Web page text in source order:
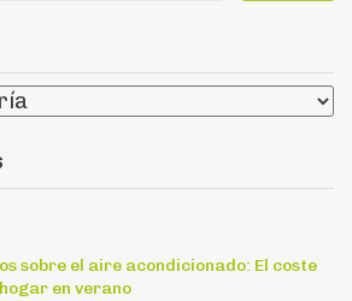
sobre el aire acondicionado: El coste
en verano